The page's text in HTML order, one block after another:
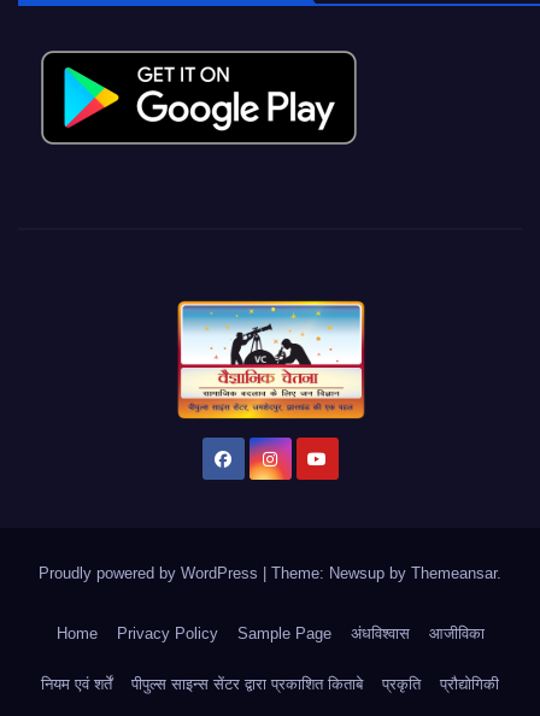
Proudly powered by WordPress Theme: Newsup by Themeansar.
Home Privacy Policy Sample Page अंधविश्वास आजीविका
नियम एवं शर्तें पीपुल्स साइन्स सेंटर द्वारा प्रकाशित किताबे प्रकृति प्रौद्योगिकी